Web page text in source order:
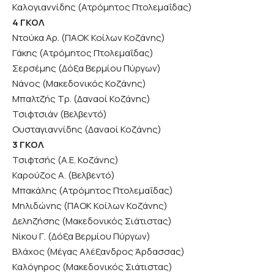
Καλογιαννίδης (Ατρόμητος Πτολεμαΐδας)
4 ΓΚΟΛ
Ντούκα Αρ. (ΠΑΟΚ Κοίλων Κοζάνης)
Γάκης (Ατρόμητος Πτολεμαΐδας)
Σερσέμης (Δόξα Βερμίου Πύργων)
Νάνος (Μακεδονικός Κοζάνης)
Μπαλτζής Τρ. (Δαναοί Κοζάνης)
Τσιφτσιάν (Βελβεντό)
Ουσταγιαννίδης (Δαναοί Κοζάνης)
3 ΓΚΟΛ
Τσιφτσής (Α.Ε. Κοζάνης)
Καρούζος Α. (Βελβεντό)
Μπακάλης (Ατρόμητος Πτολεμαΐδας)
Μηλιδώνης (ΠΑΟΚ Κοίλων Κοζάνης)
Δεληζήσης (Μακεδονικός Σιάτιστας)
Νίκου Γ. (Δόξα Βερμίου Πύργων)
Βλάχος (Μέγας Αλέξανδρος Άρδασσας)
Καλόγηρος (Μακεδονικός Σιάτιστας)